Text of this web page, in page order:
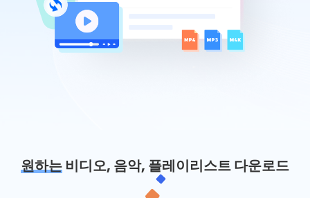
원하는 비디오, 음악, 플레이리스트 다운로드